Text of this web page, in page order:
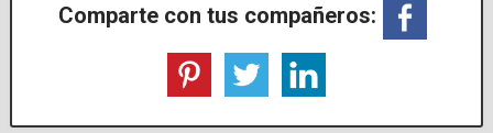
Comparte con tus compañeros: